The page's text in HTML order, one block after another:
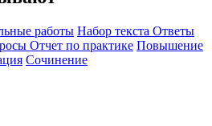
работы Набор текста Ответы
Отчет по практике Повышение
Сочинение